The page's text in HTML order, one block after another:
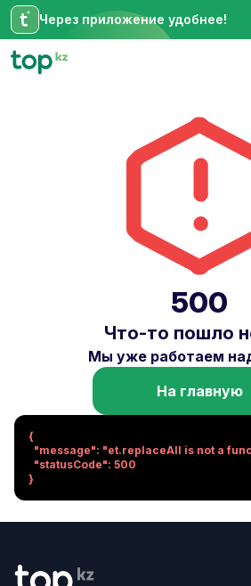
Через приложение удобнее!
500
Что-то пошло
Мы уже работаем
На главную
{
}